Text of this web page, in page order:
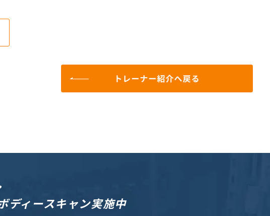
トレーナー紹介へ戻る
ディースキャン実施中